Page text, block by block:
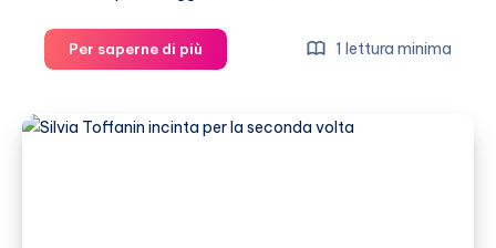
Per saperne di più
Meester
Adam
1 lettura minima